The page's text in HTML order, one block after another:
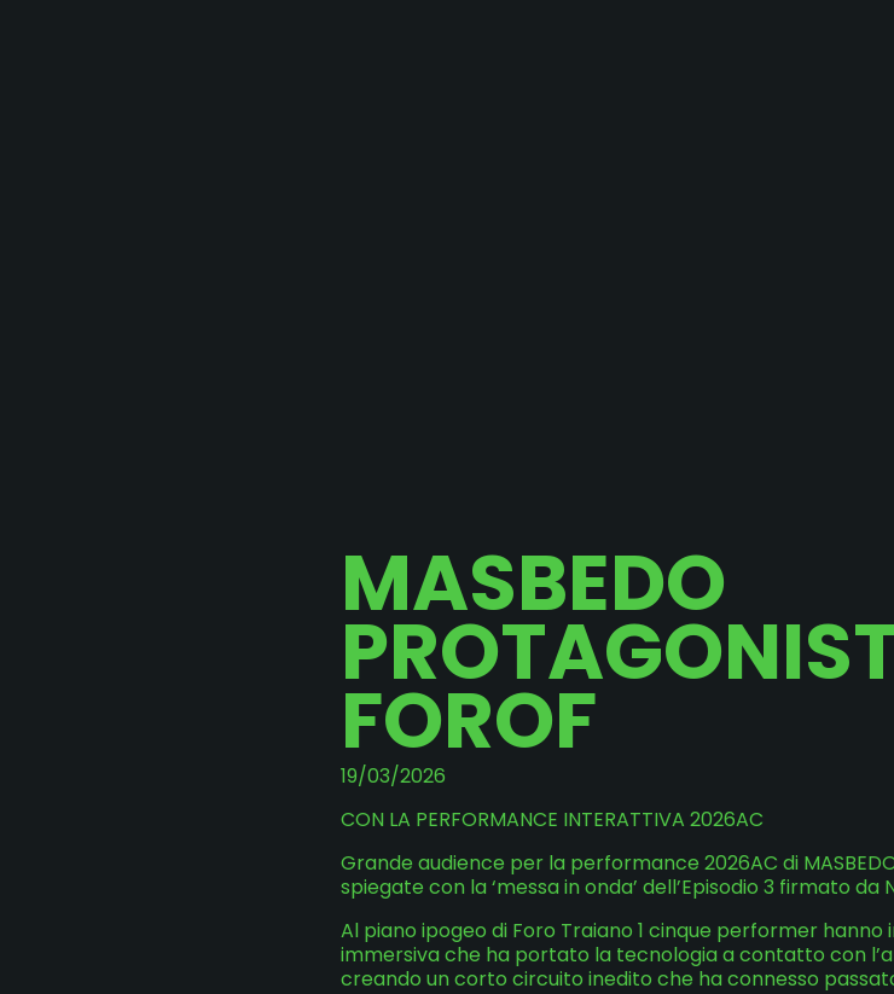
MASBEDO
FOROF
19/03/2026
CON LA PERFORMANCE INTERATTIVA 2026AC
Grande audience per la performance 2026AC di
spiegate con la ‘messa in onda’ dell’Episodio 3 firmato da
Al piano ipogeo di Foro Traiano 1 cinque performer
immersiva che ha portato la tecnologia a contatto con
creando un corto circuito inedito che ha connesso